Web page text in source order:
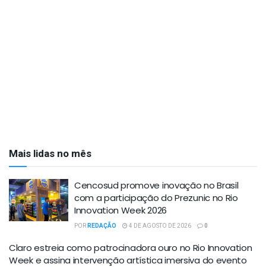
Mais lidas no mês
Cencosud promove inovação no Brasil
com a participação do Prezunic no Rio
Innovation Week 2026
PORREDAÇÃO 4 DE AGOSTO DE 2026 0
Claro estreia como patrocinadora ouro no Rio Innovation
Week e assina intervenção artística imersiva do evento